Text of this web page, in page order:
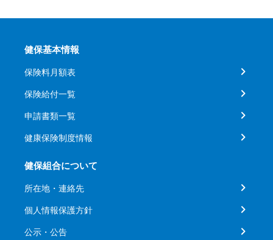
健保基本情報
保険料月額表
保険給付一覧
申請書類一覧
健康保険制度情報
健保組合について
所在地・連絡先
個人情報保護方針
公示・公告